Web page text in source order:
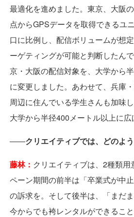
最適化を進めました。東京、大阪
点からGPSデータを取得できるユ
口に比例し、配信ボリュームが想
ーゲティングが可能と判断したん
京・大阪の配信対象を、大学から
に変更しました。あわせて、兵庫
周辺に住んでいる学生さんも加味
大学から半径400メートル以上に広
――クリエイティブでは、どのよ
藤林： クリエイティブは、2種類
ペーン期間の前半は「卒業式が中
の訴求を。そして後半は、「まだま
今からでも袴レンタルができるこ